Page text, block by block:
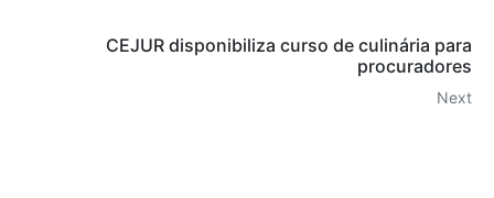
CEJUR disponibiliza curso de culinária para
procuradores
Next